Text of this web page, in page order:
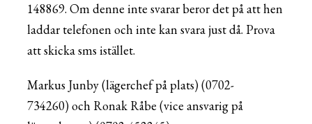
148869. Om denne inte svarar beror det på att hen
laddar telefonen och inte kan svara just då. Prova
att skicka sms istället.
Markus Junby (lägerchef på plats) (0702-
734260) och Ronak Råbe (vice ansvarig på